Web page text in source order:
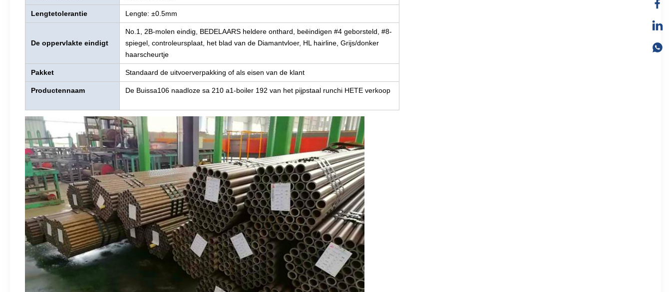
Lengtetolerantie Lengte: ±0.5mm
De oppervlakte eindigt
No.1, 2B-molen eindig, BEDELAARS heldere onthard, beëindigen #4 geborsteld, #8-
spiegel, controleursplaat, het blad van de Diamantvloer, HL hairline, Grijs/donker
haarscheurtje
Pakket Standaard de uitvoerverpakking of als eisen van de klant
Productennaam De Buissa106 naadloze sa 210 a1-boiler 192 van het pijpstaal runchi HETE verkoop